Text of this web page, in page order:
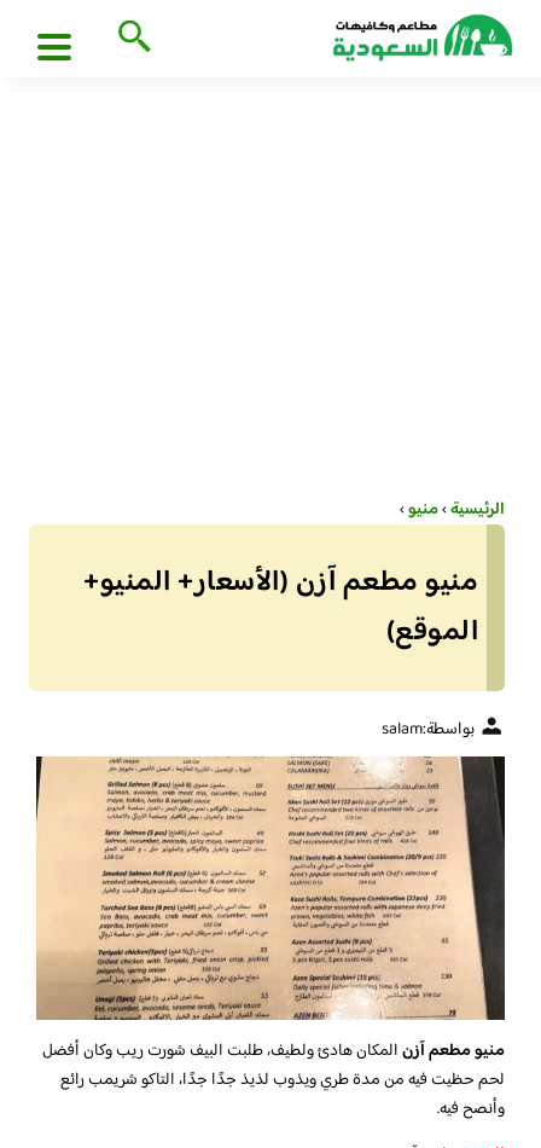
الرئيسية›منيو›
منيو مطعم آزن (الأسعار+ المنيو+
الموقع)
بواسطة:salam
منيو مطعم آزنالمكان هادئ ولطيف، طلبت البيف شورت ريب وكان أفضل
لحم حظيت فيه من مدة طري ويذوب لذيذ جدًا جدًا، التاكو شريمب رائع
وأنصح فيه.